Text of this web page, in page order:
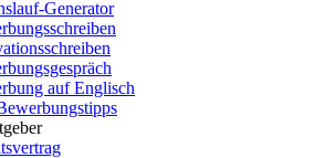
Generator
auf Englisch